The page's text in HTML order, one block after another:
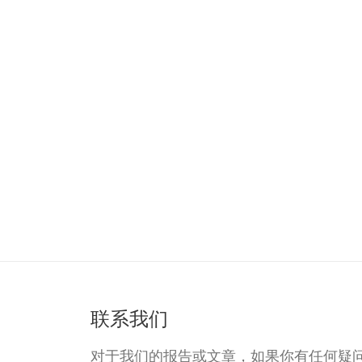
联系我们
对于我们的报告或文章，如果你有任何疑